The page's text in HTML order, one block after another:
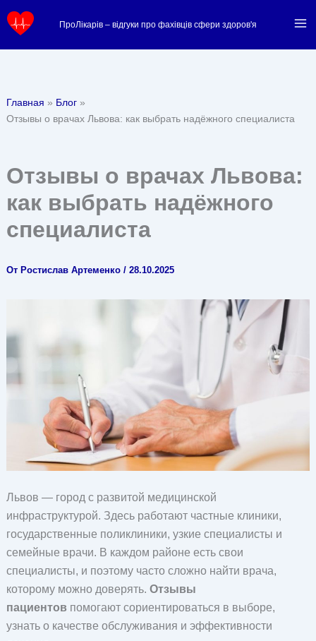
ПроЛікарів – відгуки про фахівців сфери здоров'я
Главная
Блог
Отзывы о врачах Львова: как выбрать надёжного специалиста
Отзывы о врачах Львова:
как выбрать надёжного
специалиста
От Ростислав Артеменко / 28.10.2025
Львов — город с развитой медицинской
инфраструктурой. Здесь работают частные клиники,
государственные поликлиники, узкие специалисты и
семейные врачи. В каждом районе есть свои
специалисты, и поэтому часто сложно найти врача,
которому можно доверять. Отзывы
пациентов помогают сориентироваться в выборе,
узнать о качестве обслуживания и эффективности